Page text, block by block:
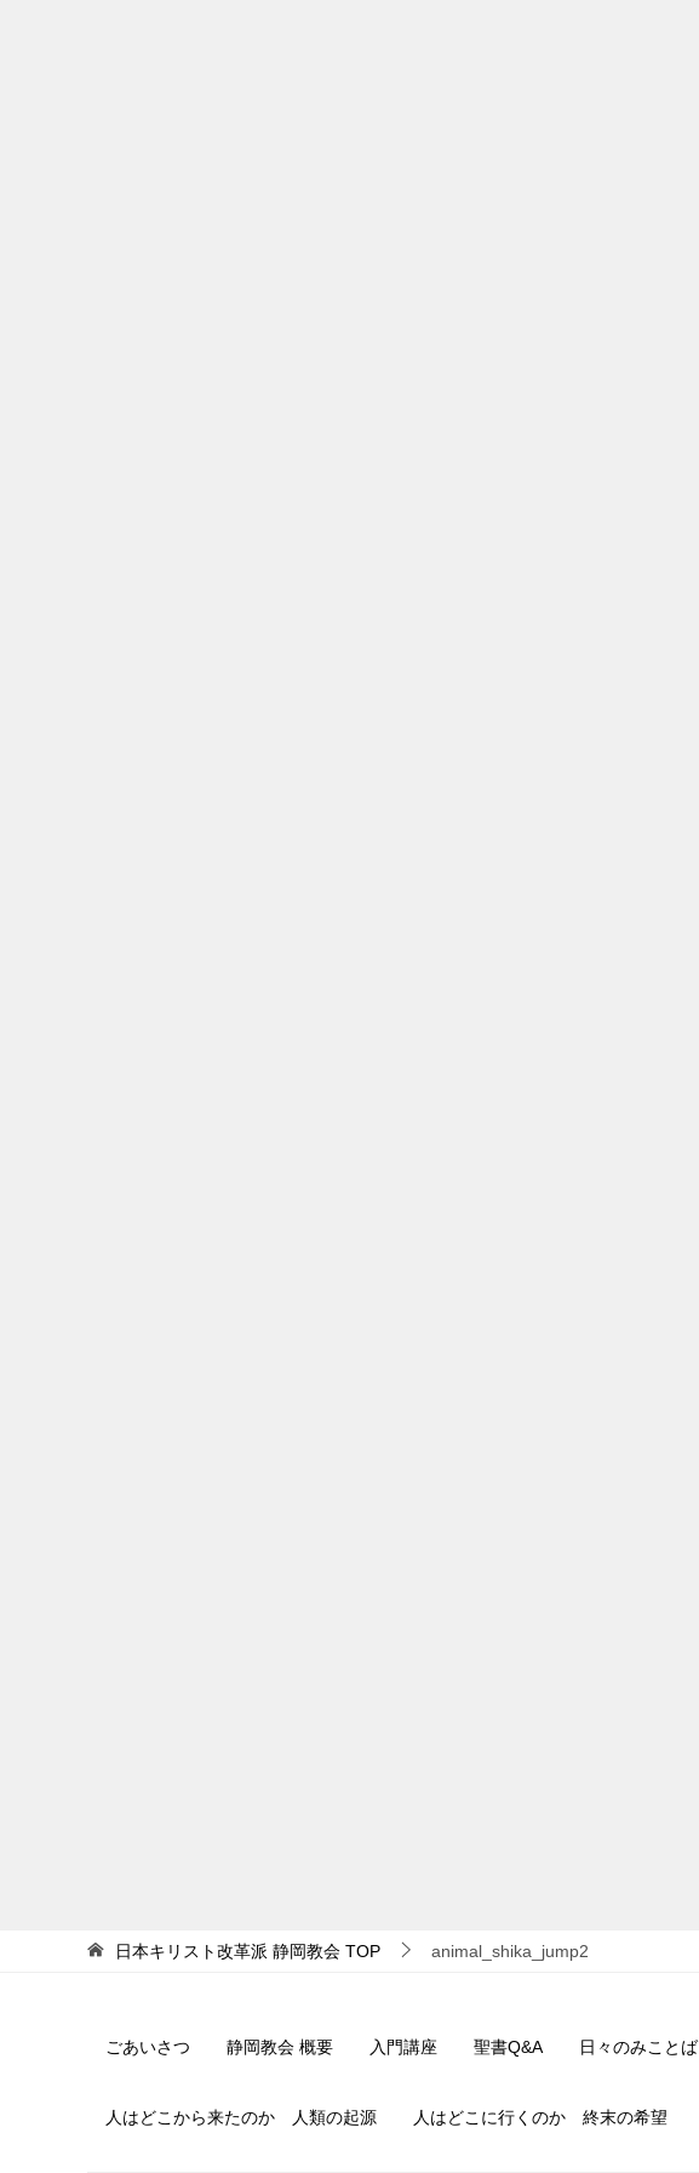
日本キリスト改革派 静岡教会 TOP animal_shika_jump2
ごあいさつ 静岡教会 概要 入門講座 聖書Q&A 日々のみことば
人はどこから来たのか 人類の起源 人はどこに行くのか 終末の希望